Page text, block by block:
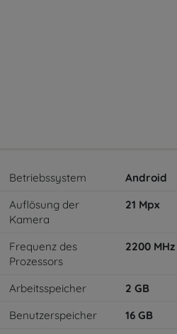
Betriebssystem
Android
Auflösung der
Kamera
21 Mpx
Frequenz des
Prozessors
2200 MHz
Arbeitsspeicher 2 GB
Benutzerspeicher
16 GB